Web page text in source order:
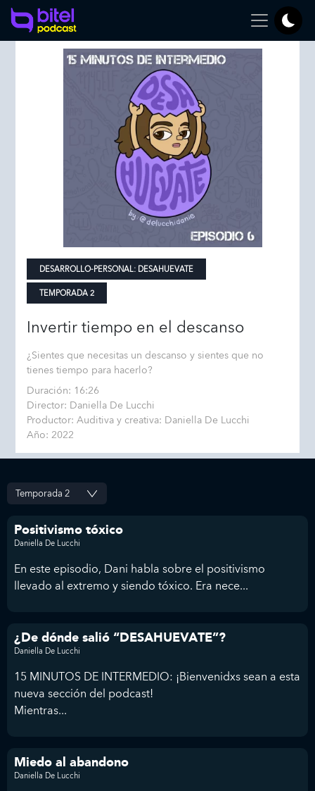
DESARROLLO-PERSONAL: DESAHUEVATE
TEMPORADA 2
Invertir tiempo en el descanso
¿Sientes que necesitas un descanso y sientes que no
tienes tiempo para hacerlo?
Duración: 16:26
Director: Daniella De Lucchi
Productor: Auditiva y creativa: Daniella De Lucchi
Año: 2022
Positivismo tóxico
Daniella De Lucchi
En este episodio, Dani habla sobre el positivismo
llevado al extremo y siendo tóxico. Era nece...
¿De dónde salió “DESAHUEVATE”?
Daniella De Lucchi
15 MINUTOS DE INTERMEDIO: ¡Bienvenidxs sean a esta
nueva sección del podcast!
Mientras...
Miedo al abandono
Daniella De Lucchi